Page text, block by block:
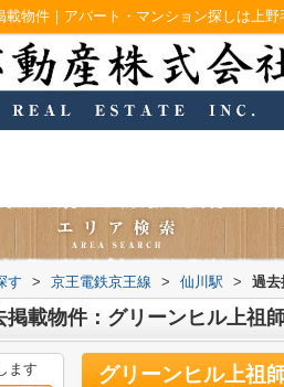
載物件｜アパート・マンション探しは上
す > 京王電鉄京王線 > 仙川駅 > 過去
載物件：グリーンヒル上祖
グリーンヒル上祖
ます